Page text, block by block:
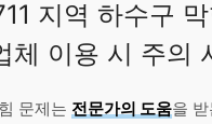
지역 하수구
체 이용 시 주의
문제는 전문가의 도움을